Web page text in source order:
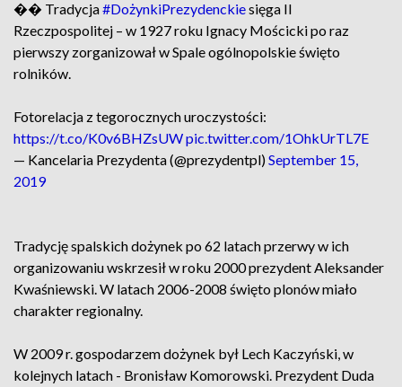
�� Tradycja#DożynkiPrezydenckiesięga II
Rzeczpospolitej – w 1927 roku Ignacy Mościcki po raz
pierwszy zorganizował w Spale ogólnopolskie święto
rolników.
Fotorelacja z tegorocznych uroczystości:
https://t.co/K0v6BHZsUWpic.twitter.com/1OhkUrTL7E
— Kancelaria Prezydenta (@prezydentpl)September 15,
2019
Tradycję spalskich dożynek po 62 latach przerwy w ich
organizowaniu wskrzesił w roku 2000 prezydent Aleksander
Kwaśniewski. W latach 2006-2008 święto plonów miało
charakter regionalny.
W 2009 r. gospodarzem dożynek był Lech Kaczyński, w
kolejnych latach - Bronisław Komorowski. Prezydent Duda